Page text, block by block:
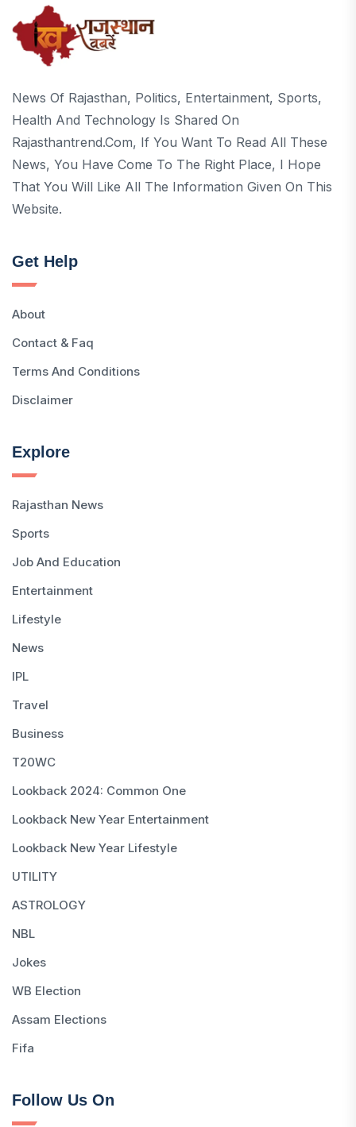
News Of Rajasthan, Politics, Entertainment, Sports,
Health And Technology Is Shared On
Rajasthantrend.com, If You Want To Read All These
News, You Have Come To The Right Place, I Hope
That You Will Like All The Information Given On This
Website.
Get Help
About
Contact & Faq
Terms And Conditions
Disclaimer
Explore
Rajasthan News
Sports
Job And Education
Entertainment
Lifestyle
News
IPL
Travel
Business
T20WC
Lookback 2024: Common One
Lookback New Year Entertainment
Lookback New Year Lifestyle
UTILITY
ASTROLOGY
NBL
Jokes
WB Election
Assam Elections
Fifa
Follow Us On